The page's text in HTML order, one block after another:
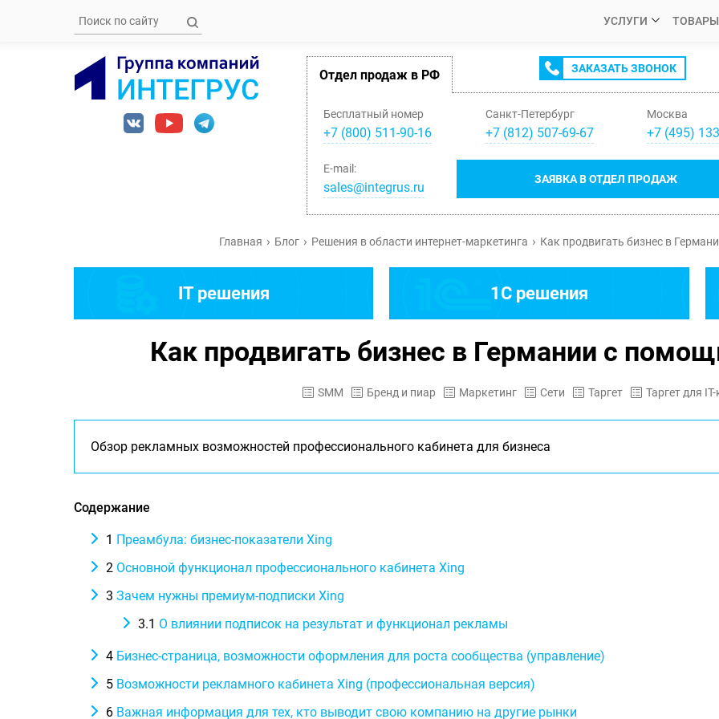
УСЛУГИ ТОВАРЫ
Отдел продаж в РФ ЗАКАЗАТЬ ЗВОНОК
Бесплатный номер
+7 (800) 511-90-16
Санкт-Петербург
+7(812) 507-69-67
Москва
+7 (495)
ЗАЯВКА В ОТДЕЛ ПРОДАЖ
E-mail:
sales@integrus.ru
Главная Блог Решения в области интернет-маркетинга Как продвигать бизнес в
IT решения 1C решения
Как продвигать бизнес в Германии с
SMM Бренд и пиар Маркетинг Сети Таргет Таргет для
Обзор рекламных возможностей профессионального кабинета для бизнеса
Содержание
1 Преамбула: бизнес-показатели Xing
2 Основной функционал профессионального кабинета Xing
3 Зачем нужны премиум-подписки Xing
3.1 О влиянии подписок на результат и функционал рекламы
4 Бизнес-страница, возможности оформления для роста сообщества (управление)
5 Возможности рекламного кабинета Xing (профессиональная версия)
6 Важная информация для тех, кто выводит свою компанию на другие рынки